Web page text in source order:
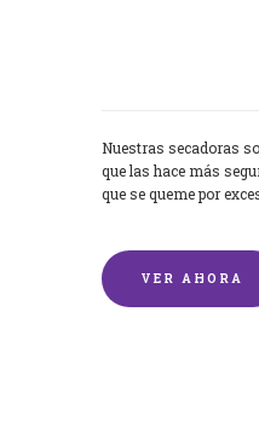
Nuestras secadoras
que las hace más
que se queme por
VER AHORA